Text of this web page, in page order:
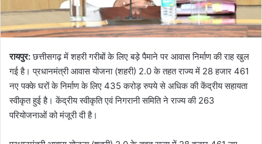
रायपुर:छत्तीसगढ़ में शहरी गरीबों के लिए बड़े पैमाने पर आवास निर्माण की राह खुल
गई है। प्रधानमंत्री आवास योजना (शहरी) 2.0 के तहत राज्य में 28 हजार 461
नए पक्के घरों के निर्माण के लिए 435 करोड़ रुपये से अधिक की केंद्रीय सहायता
स्वीकृत हुई है। केंद्रीय स्वीकृति एवं निगरानी समिति ने राज्य की 263
परियोजनाओं को मंजूरी दी है।